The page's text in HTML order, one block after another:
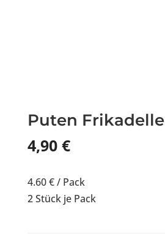
Puten Frikadelle
4,90 €
4.60 € / Pack
2 Stück je Pack